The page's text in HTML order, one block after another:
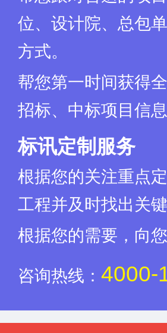
位、设计院、总包
方式。
帮您第一时间获得
招标、中标项目信息
标讯定制服务
根据您的关注重点
工程并及时找出关
根据您的需要，向
咨询热线： 4000-